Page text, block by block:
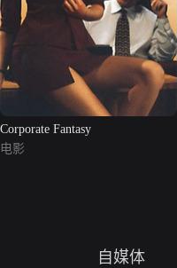
Corporate Fantasy
电影
自媒体